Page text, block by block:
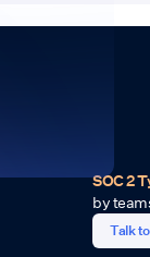
SOC 2
by
Talk